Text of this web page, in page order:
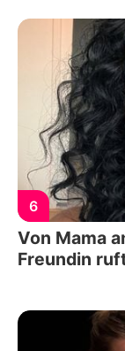
6
Von Mama
Freundin